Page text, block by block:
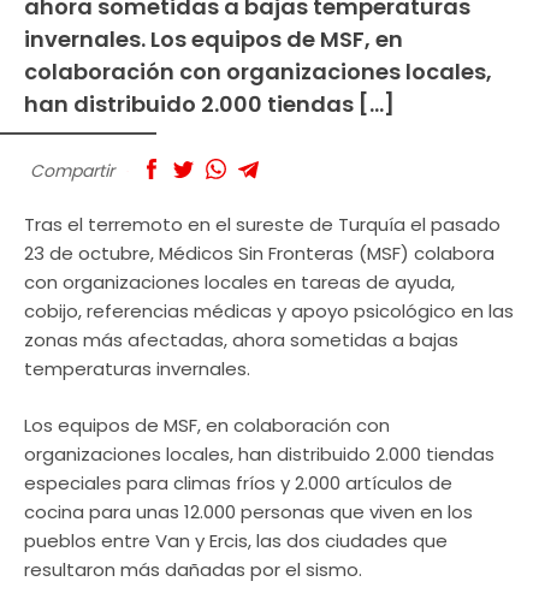
ahora sometidas a bajas temperaturas
invernales. Los equipos de MSF, en
colaboración con organizaciones locales,
han distribuido 2.000 tiendas […]
Compartir
Tras el terremoto en el sureste de Turquía el pasado
23 de octubre, Médicos Sin Fronteras (MSF) colabora
con organizaciones locales en tareas de ayuda,
cobijo, referencias médicas y apoyo psicológico en las
zonas más afectadas, ahora sometidas a bajas
temperaturas invernales.
Los equipos de MSF, en colaboración con
organizaciones locales, han distribuido 2.000 tiendas
especiales para climas fríos y 2.000 artículos de
cocina para unas 12.000 personas que viven en los
pueblos entre Van y Ercis, las dos ciudades que
resultaron más dañadas por el sismo.